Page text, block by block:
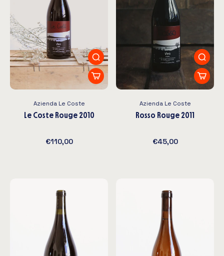
Azienda Le Coste
Le Coste Rouge 2010
€110,00
Azienda Le Coste
Rosso Rouge 2011
€45,00